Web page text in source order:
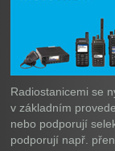
Radiostanicemi se
v základním
nebo podporují
podporují např.